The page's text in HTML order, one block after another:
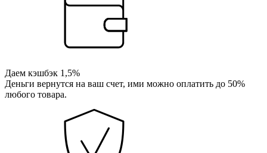
Даем кэшбэк 1,5%
Деньги вернутся на ваш счет, ими можно оплатить до 50%
любого товара.